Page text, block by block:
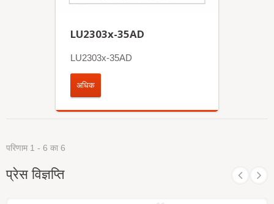
LU2303x-35AD
LU2303x-35AD
अधिक
परिणाम 1 - 6 का 6
प्रेस विज्ञप्ति